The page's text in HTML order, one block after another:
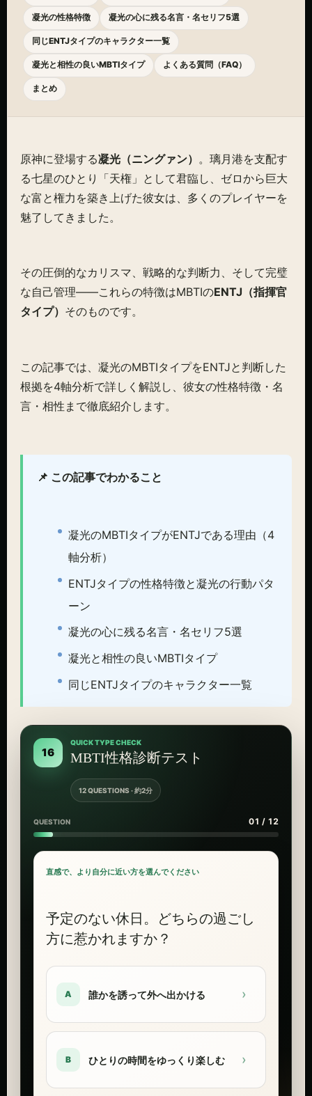
凝光の性格特徴 凝光の心に残る名言・名セリフ5選
同じENTJタイプのキャラクター一覧
凝光と相性の良いMBTIタイプ よくある質問（FAQ）
まとめ
原神に登場する凝光（ニングァン） 。璃月港を支配す
る七星のひとり「天権」として君臨し、ゼロから巨大
な富と権力を築き上げた彼女は、多くのプレイヤーを
魅了してきました。
その圧倒的なカリスマ、戦略的な判断力、そして完璧
な自己管理——これらの特徴はMBTIのENTJ（指揮官
タイプ） そのものです。
この記事では、凝光のMBTIタイプをENTJと判断した
根拠を4軸分析で詳しく解説し、彼女の性格特徴・名
言・相性まで徹底紹介します。
📌 この記事でわかること
凝光のMBTIタイプがENTJである理由（4
軸分析）
ENTJタイプの性格特徴と凝光の行動パタ
ーン
凝光の心に残る名言・名セリフ5選
凝光と相性の良いMBTIタイプ
同じENTJタイプのキャラクター一覧
16
QUICK TYPE CHECK
MBTI性格診断テスト
12 QUESTIONS · 約2分
QUESTION 01 / 12
直感で、より自分に近い方を選んでください
予定のない休日。どちらの過ごし
方に惹かれますか？
A 誰かを誘って外へ出かける ›
B ひとりの時間をゆっくり楽しむ ›